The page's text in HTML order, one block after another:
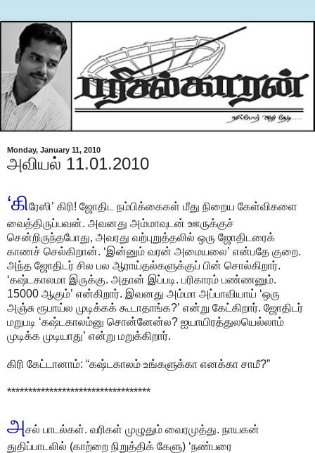
Monday, January 11, 2010
அவியல் 11.01.2010
‘கிரேஸி’ கிரி! ஜோதிட நம்பிக்கைகள் மீது நிறைய கேள்விகளை
வைத்திருப்பவன். அவனது அம்மாவுடன் ஊருக்குச்
சென்றிருந்தபோது, அவரது வற்புறுத்தலில் ஒரு ஜோதிடரைக்
காணச் செல்கிறான். ‘இன்னும் வரன் அமையலை’ என்பதே குறை.
அந்த ஜோதிடர் சில பல ஆராய்தல்களுக்குப் பின் சொல்கிறார்.
‘கஷ்டகாலமா இருக்கு. அதான் இப்படி. பரிகாரம் பண்ணனும்.
15000 ஆகும்’ என்கிறார். இவனது அம்மா அப்பாவியாய் ‘ஒரு
அஞ்சு ரூபாய்ல முடிக்கக் கூடாதாங்க?’ என்று கேட்கிறார். ஜோதிடர்
மறுபடி ‘கஷ்டகாலம்னு சொன்னேன்ல? ஐயாயிரத்துலயெல்லாம்
முடிக்க முடியாது’ என்று மறுக்கிறார்.
கிரி கேட்டானாம்: “கஷ்டகாலம் உங்களுக்கா எனக்கா சாமீ?”
**********************************
அசல் பாடல்கள். வரிகள் முழுதும் வைரமுத்து. நாயகன்
துதிப்பாடலில் (காற்றை நிறுத்திக் கேளு) ‘நண்பரை